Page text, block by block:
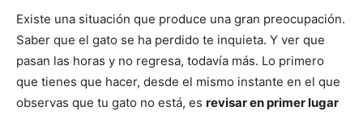
Fotos
Existe una situación que produce una gran preocupación.
Saber que el gato se ha perdido te inquieta. Y ver que
pasan las horas y no regresa, todavía más. Lo primero
que tienes que hacer, desde el mismo instante en el que
observas que tu gato no está, es revisar en primer lugar